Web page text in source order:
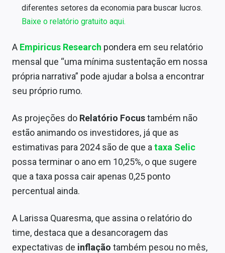
diferentes setores da economia para buscar lucros.
Baixe o relatório gratuito aqui.
A Empiricus Research pondera em seu relatório
mensal que “uma mínima sustentação em nossa
própria narrativa” pode ajudar a bolsa a encontrar
seu próprio rumo.
As projeções do Relatório Focustambém não
estão animando os investidores, já que as
estimativas para 2024 são de que a taxa Selic
possa terminar o ano em 10,25%, o que sugere
que a taxa possa cair apenas 0,25 ponto
percentual ainda.
A Larissa Quaresma, que assina o relatório do
time, destaca que a desancoragem das
expectativas de inflação também pesou no mês,